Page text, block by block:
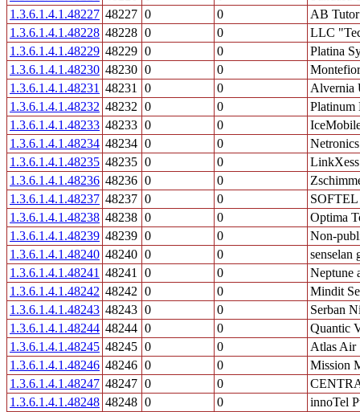
1.3.6.1.4.1.48227 48227 0 0
AB Tutor
1.3.6.1.4.1.48228 48228 0 0
LLC
1.3.6.1.4.1.48229 48229 0 0
Platina
1.3.6.1.4.1.48230 48230 0 0
1.3.6.1.4.1.48231 48231 0 0
Alvernia
1.3.6.1.4.1.48232 48232 0 0
Platinum
1.3.6.1.4.1.48233 48233 0 0
1.3.6.1.4.1.48234 48234 0 0
1.3.6.1.4.1.48235 48235 0 0
1.3.6.1.4.1.48236 48236 0 0
1.3.6.1.4.1.48237 48237 0 0
1.3.6.1.4.1.48238 48238 0 0
Optima
1.3.6.1.4.1.48239 48239 0 0
Non-
1.3.6.1.4.1.48240 48240 0 0
senselan
1.3.6.1.4.1.48241 48241 0 0
Neptune
1.3.6.1.4.1.48242 48242 0 0
Mindit
1.3.6.1.4.1.48243 48243 0 0
Serban
1.3.6.1.4.1.48244 48244 0 0
Quantic
1.3.6.1.4.1.48245 48245 0 0
Atlas Air
1.3.6.1.4.1.48246 48246 0 0
Mission
1.3.6.1.4.1.48247 48247 0 0
1.3.6.1.4.1.48248 48248 0 0
innoTel